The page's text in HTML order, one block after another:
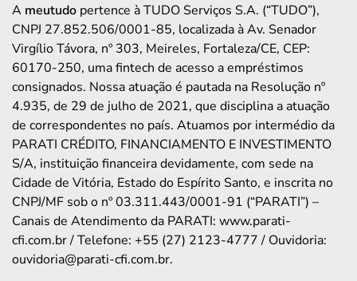
A meutudo pertence à TUDO Serviços S.A. (“TUDO”),
CNPJ 27.852.506/0001-85, localizada à Av. Senador
Virgílio Távora, nº 303, Meireles, Fortaleza/CE, CEP:
60170-250, uma fintech de acesso a empréstimos
consignados. Nossa atuação é pautada na Resolução nº
4.935, de 29 de julho de 2021, que disciplina a atuação
de correspondentes no país. Atuamos por intermédio da
PARATI CRÉDITO, FINANCIAMENTO E INVESTIMENTO
S/A, instituição financeira devidamente, com sede na
Cidade de Vitória, Estado do Espírito Santo, e inscrita no
CNPJ/MF sob o nº 03.311.443/0001-91 (“PARATI”) –
Canais de Atendimento da PARATI: www.parati-
cfi.com.br / Telefone: +55 (27) 2123-4777 / Ouvidoria:
ouvidoria@parati-cfi.com.br.